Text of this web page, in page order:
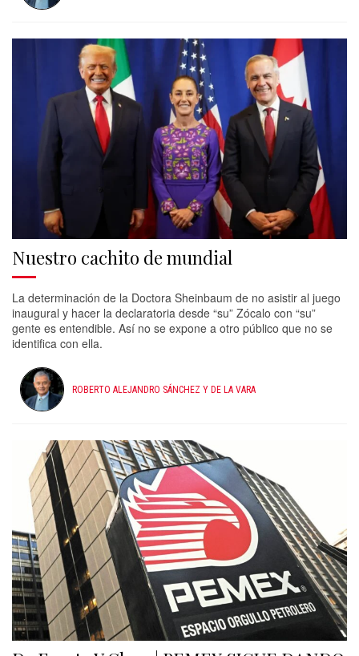
Nuestro cachito de mundial
La determinación de la Doctora Sheinbaum de no asistir al juego
inaugural y hacer la declaratoria desde “su” Zócalo con “su”
gente es entendible. Así no se expone a otro público que no se
identifica con ella.
ROBERTO ALEJANDRO SÁNCHEZ Y DE LA VARA